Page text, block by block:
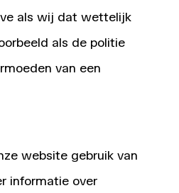
als wij dat wettelijk
als de politie
van een
website gebruik van
informatie over